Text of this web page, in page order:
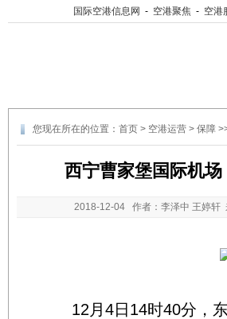
国际空港信息网 - 空港聚焦 - 空港
您现在所在的位置： 首页 > 空港运营 > 保障
西宁曹家堡国际机
2018-12-04 作者：李泽中 王婷轩
12月4日14时40分，东